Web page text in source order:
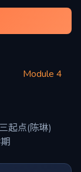
Module 4
起点(陈琳)